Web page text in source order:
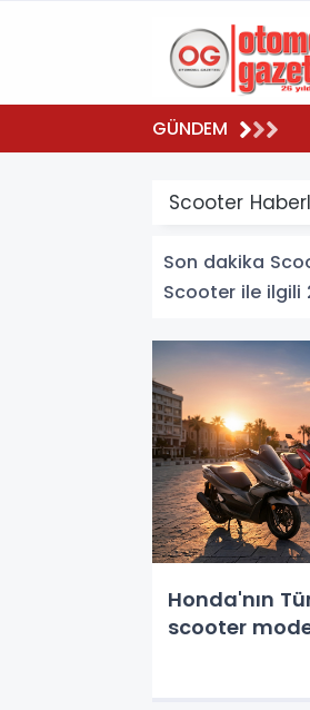
GÜNDEM
Scooter
Son dakika
Scooter ile ilgili
Honda'nın